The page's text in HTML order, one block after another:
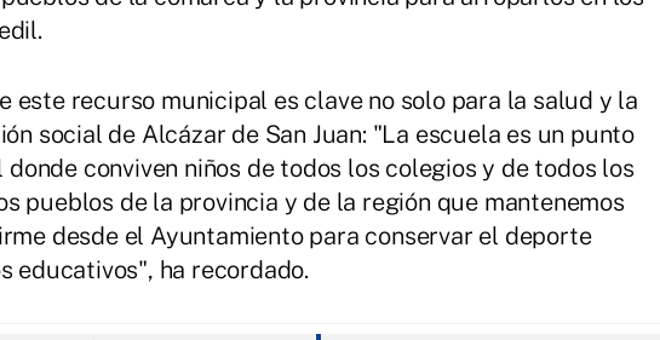
este recurso municipal es clave no solo para la salud y la
social de Alcázar de San Juan: "La escuela es un punto
conviven niños de todos los colegios y de todos los
pueblos de la provincia y de la región que mantenemos
desde el Ayuntamiento para conservar el deporte
educativos", ha recordado.